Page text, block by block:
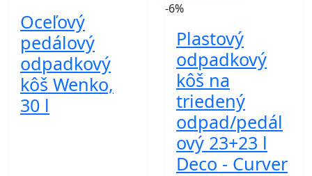
Oceľový
pedálový
odpadkový
kôš Wenko,
30 l
-6%
Plastový
odpadkový
kôš na
triedený
odpad/pedál
ový 23+23 l
Deco - Curver